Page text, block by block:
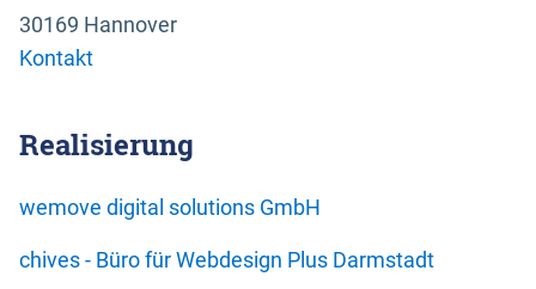
30169 Hannover
Kontakt
Realisierung
wemove digital solutions GmbH
chives - Büro für Webdesign Plus Darmstadt